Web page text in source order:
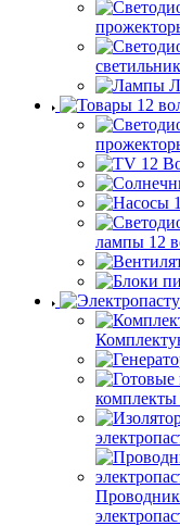
лампы 12
комплекты